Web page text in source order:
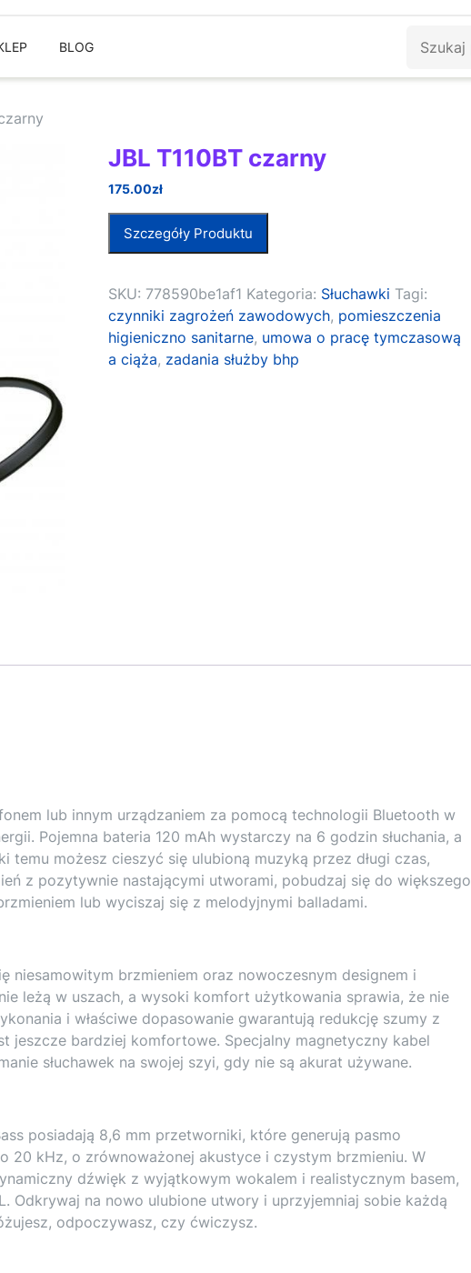
BLOG
JBL T110BT czarny
175.00zł
Szczegóły Produktu
SKU: 778590be1af1 Kategoria: Słuchawki Tagi:
czynniki zagrożeń zawodowych, pomieszczenia
higieniczno sanitarne, umowa o pracę tymczasową
a ciąża, zadania służby bhp
lub innym urządzaniem za pomocą technologii Bluetooth w
Pojemna bateria 120 mAh wystarczy na 6 godzin słuchania, a
temu możesz cieszyć się ulubioną muzyką przez długi czas,
z pozytywnie nastającymi utworami, pobudzaj się do większego
lub wyciszaj się z melodyjnymi balladami.
niesamowitym brzmieniem oraz nowoczesnym designem i
leżą w uszach, a wysoki komfort użytkowania sprawia, że nie
i właściwe dopasowanie gwarantują redukcję szumy z
jeszcze bardziej komfortowe. Specjalny magnetyczny kabel
słuchawek na swojej szyi, gdy nie są akurat używane.
posiadają 8,6 mm przetworniki, które generują pasmo
20 kHz, o zrównoważonej akustyce i czystym brzmieniu. W
dźwięk z wyjątkowym wokalem i realistycznym basem,
Odkrywaj na nowo ulubione utwory i uprzyjemniaj sobie każdą
odpoczywasz, czy ćwiczysz.